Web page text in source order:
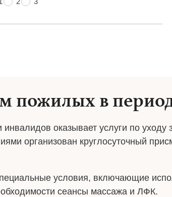
пожилых в
оказывает услуги по
организован круглосуточный
условия, включающие
сеансы массажа и ЛФК.